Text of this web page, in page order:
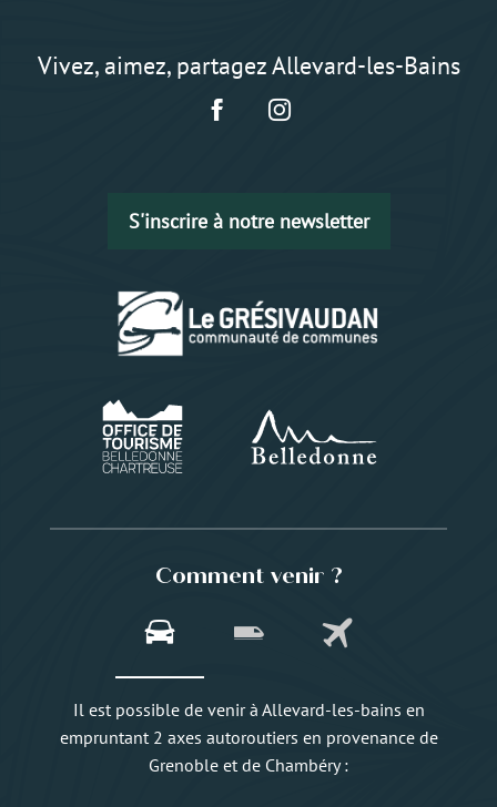
Vivez, aimez, partagez Allevard-les-Bains
S'inscrire à notre newsletter
Comment venir ?
Il est possible de venir à Allevard-les-bains en
empruntant 2 axes autoroutiers en provenance de
Grenoble et de Chambéry :